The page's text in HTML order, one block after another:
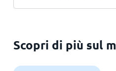
Scopri di più sul